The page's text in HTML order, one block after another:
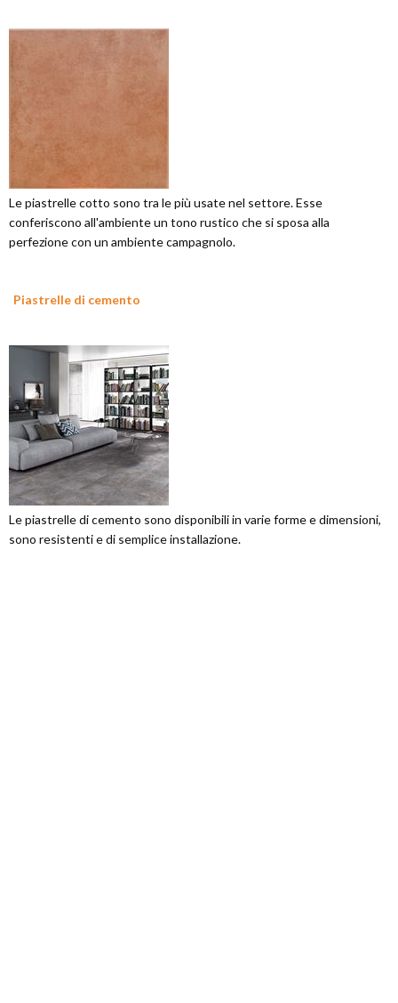
Le piastrelle cotto sono tra le più usate nel settore. Esse
conferiscono all'ambiente un tono rustico che si sposa alla
perfezione con un ambiente campagnolo.
Piastrelle di cemento
Le piastrelle di cemento sono disponibili in varie forme e dimensioni,
sono resistenti e di semplice installazione.